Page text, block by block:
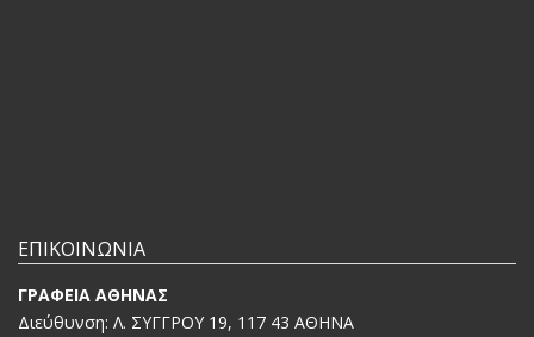
ΕΠΙΚΟΙΝΩΝΙΑ
ΓΡΑΦΕΙΑ ΑΘΗΝΑΣ
Διεύθυνση: Λ. ΣΥΓΓΡΟΥ 19, 117 43 ΑΘΗΝΑ